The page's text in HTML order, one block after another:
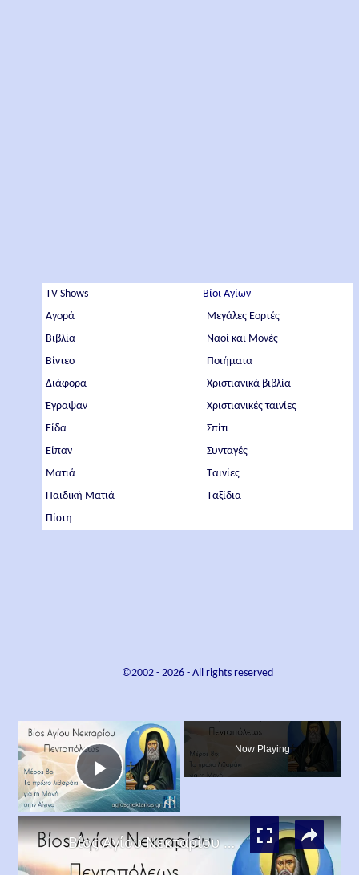
TV Shows
Αγορά
Βιβλία
Βίντεο
Διάφορα
Έγραψαν
Είδα
Είπαν
Ματιά
Παιδική Ματιά
Πίστη
Βίοι Αγίων
Μεγάλες Εορτές
Ναοί και Μονές
Ποιήματα
Χριστιανικά βιβλία
Χριστιανικές ταινίες
Σπίτι
Συνταγές
Ταινίες
Ταξίδια
©2002 - 2026- All rights reserved
Play
Video
Now Playing
×
Βίος Αγίου Νεκταρίου Μέρος 8ο